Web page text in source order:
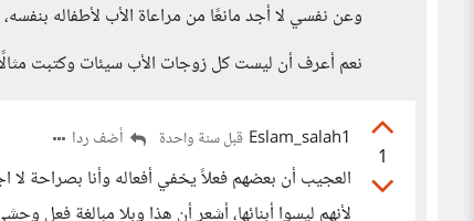
وعن نفسي لا أجد مانعًا من مراعاة الأب لأطفاله
نعم أعرف أن ليست كل زوجات الأب سيئات وكتبت
1
Eslam_salah1 قبل سنة واحدة أضف ردا
العجيب أن بعضهم فعلاً يخفي أفعاله وأنا بصراحة لا